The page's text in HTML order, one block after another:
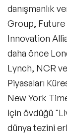
danışmanlık
Group,
Innovation
daha önce
Lynch, NCR
Piyasaları
New York
için övdüğü
dünya tezini
Design
Future
E-